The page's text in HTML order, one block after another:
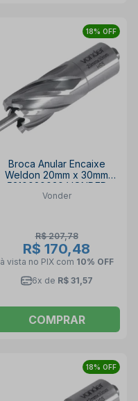
18% OFF
Broca Anular Encaixe
Weldon 20mm x 30mm
5310020030 VONDER
Vonder
R$ 207,78
R$ 170,48
à vista no PIX com 10% OFF
6x de R$ 31,57
COMPRAR
18% OFF